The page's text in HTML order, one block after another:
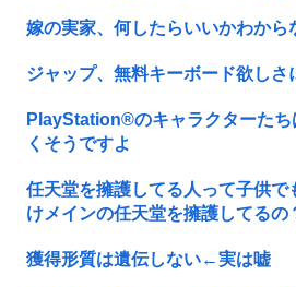
嫁の実家、何したらいいかわから
ジャップ、無料キーボード欲し
PlayStation®のキャラクターたち
くそうですよ
任天堂を擁護してる人って子供で
けメインの任天堂を擁護してるの
獲得形質は遺伝しない←実は嘘